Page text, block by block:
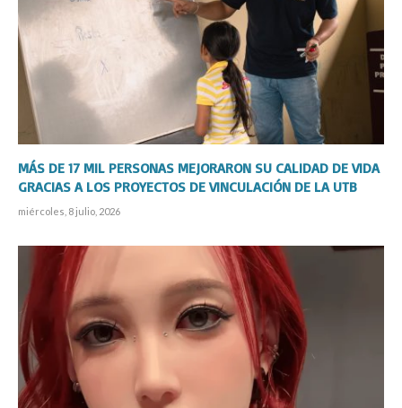
MÁS DE 17 MIL PERSONAS MEJORARON SU CALIDAD DE VIDA
GRACIAS A LOS PROYECTOS DE VINCULACIÓN DE LA UTB
miércoles, 8 julio, 2026